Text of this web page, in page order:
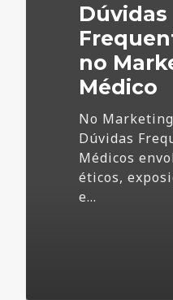
Dúvidas
no
Médico
No
Dúvidas
Médicos
éticos,
e…